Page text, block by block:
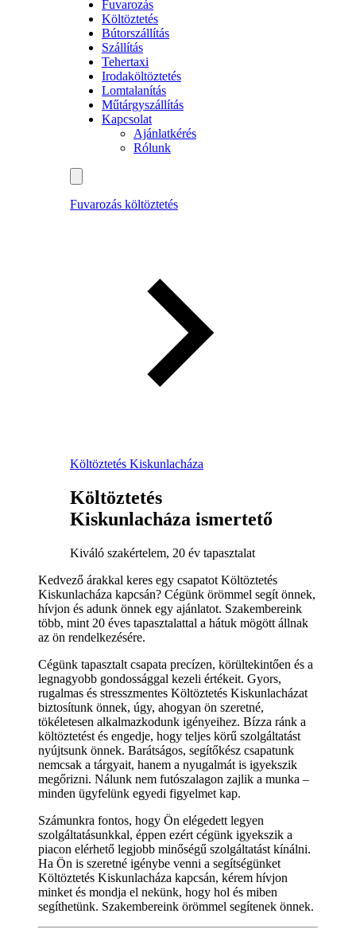
Fuvarozás
Költöztetés
Bútorszállítás
Szállítás
Tehertaxi
Irodaköltöztetés
Lomtalanítás
Műtárgyszállítás
Kapcsolat
Ajánlatkérés
Rólunk
Fuvarozás költöztetés
Költöztetés Kiskunlacháza
Költöztetés
Kiskunlacháza ismertető
Kiváló szakértelem, 20 év tapasztalat
Kedvező árakkal keres egy csapatot Költöztetés
Kiskunlacháza kapcsán? Cégünk örömmel segít önnek,
hívjon és adunk önnek egy ajánlatot. Szakembereink
több, mint 20 éves tapasztalattal a hátuk mögött állnak
az ön rendelkezésére.
Cégünk tapasztalt csapata precízen, körültekintően és a
legnagyobb gondossággal kezeli értékeit. Gyors,
rugalmas és stresszmentes Költöztetés Kiskunlacházat
biztosítunk önnek, úgy, ahogyan ön szeretné,
tökéletesen alkalmazkodunk igényeihez. Bízza ránk a
költöztetést és engedje, hogy teljes körű szolgáltatást
nyújtsunk önnek. Barátságos, segítőkész csapatunk
nemcsak a tárgyait, hanem a nyugalmát is igyekszik
megőrizni. Nálunk nem futószalagon zajlik a munka –
minden ügyfelünk egyedi figyelmet kap.
Számunkra fontos, hogy Ön elégedett legyen
szolgáltatásunkkal, éppen ezért cégünk igyekszik a
piacon elérhető legjobb minőségű szolgáltatást kínálni.
Ha Ön is szeretné igénybe venni a segítségünket
Költöztetés Kiskunlacháza kapcsán, kérem hívjon
minket és mondja el nekünk, hogy hol és miben
segíthetünk. Szakembereink örömmel segítenek önnek.